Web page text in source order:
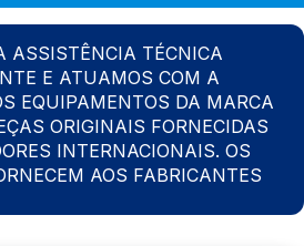
ASSISTÊNCIA TÉCNICA
E ATUAMOS COM A
EQUIPAMENTOS DA MARCA
ORIGINAIS FORNECIDAS
INTERNACIONAIS. OS
AOS FABRICANTES